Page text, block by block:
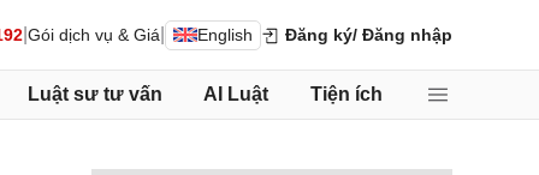
Gói dịch vụ & Giá English Đăng ký/ Đăng nhập
Luật sư tư vấn AI Luật Tiện ích